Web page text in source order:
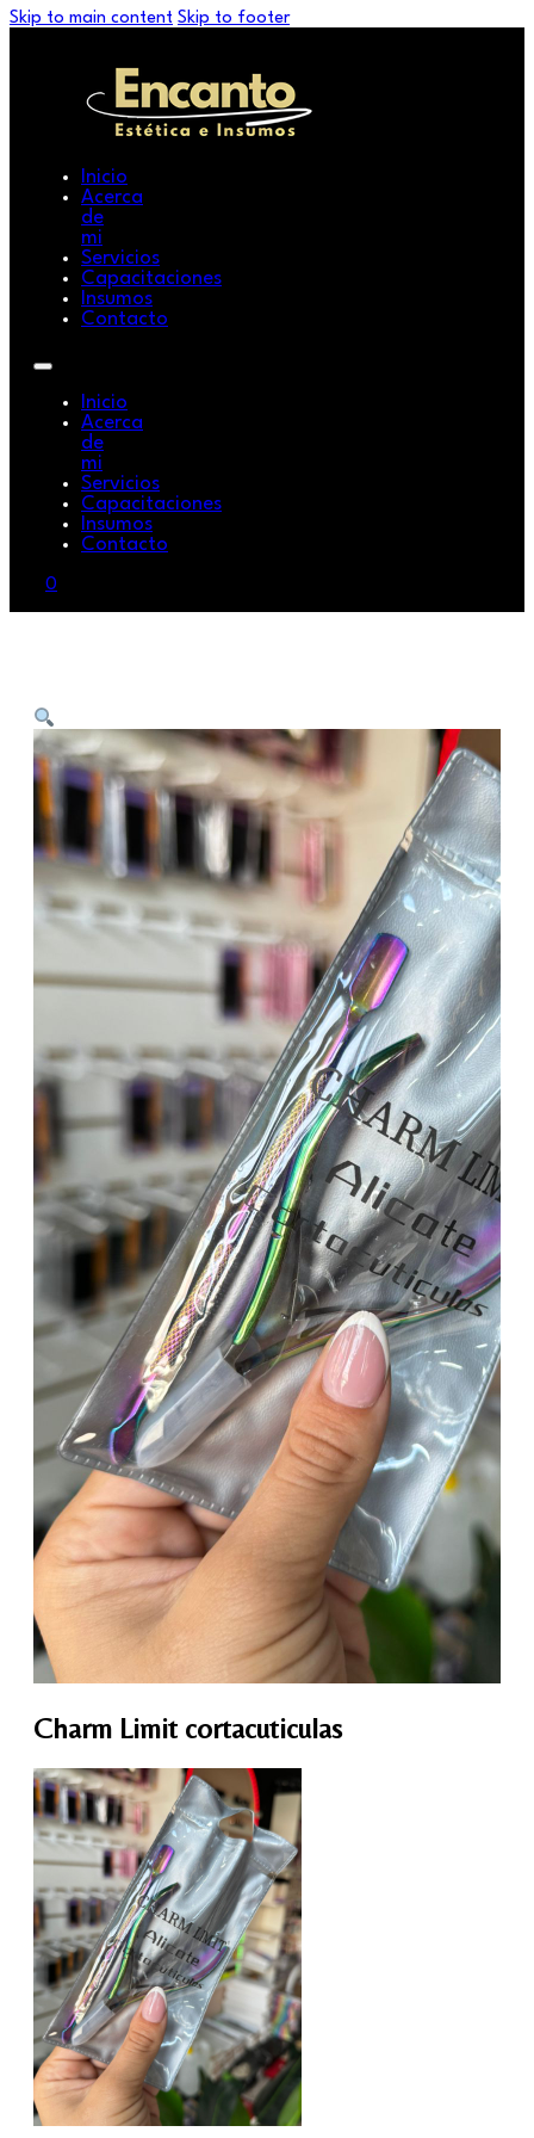
Skip to main content Skip to footer
Inicio
Acerca
de
mi
Servicios
Capacitaciones
Insumos
Contacto
Inicio
Acerca
de
mi
Servicios
Capacitaciones
Insumos
Contacto
0
Charm Limit cortacuticulas